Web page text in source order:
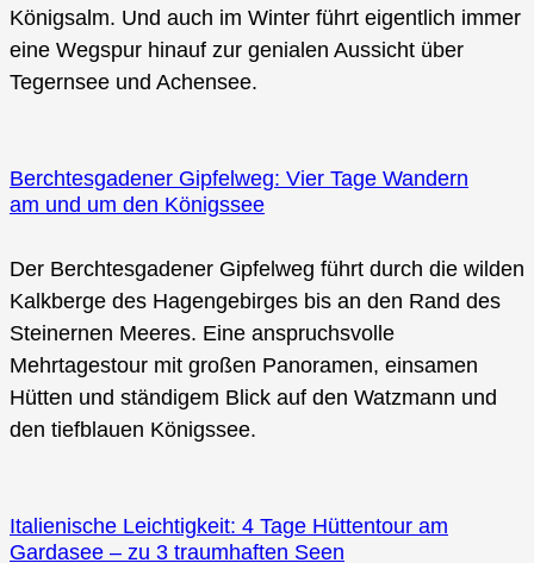
Königsalm. Und auch im Winter führt eigentlich immer
eine Wegspur hinauf zur genialen Aussicht über
Tegernsee und Achensee.
Berchtesgadener Gipfelweg: Vier Tage Wandern
am und um den Königssee
Der Berchtesgadener Gipfelweg führt durch die wilden
Kalkberge des Hagengebirges bis an den Rand des
Steinernen Meeres. Eine anspruchsvolle
Mehrtagestour mit großen Panoramen, einsamen
Hütten und ständigem Blick auf den Watzmann und
den tiefblauen Königssee.
Italienische Leichtigkeit: 4 Tage Hüttentour am
Gardasee – zu 3 traumhaften Seen